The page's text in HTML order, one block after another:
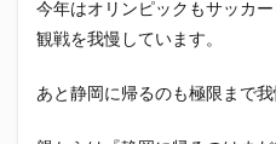
今年はオリンピックもサッカ
観戦を我慢しています。
あと静岡に帰るのも極限まで我
ベアードビール
ベルテ
ペニーゆうすけ
ヴィッセル神戸